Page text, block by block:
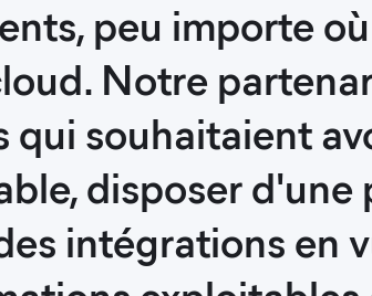
peu importe
Notre
qui souhaitaient
disposer
intégrations en